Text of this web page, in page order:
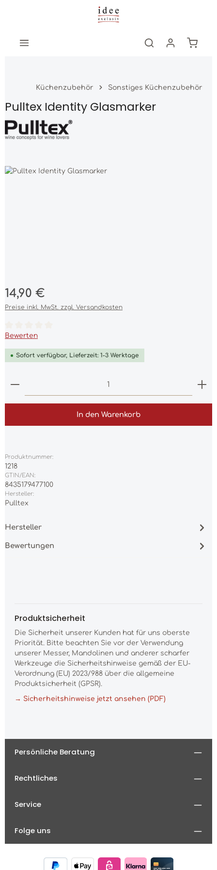
Zum Hauptinhalt springen
Küchenzubehör Sonstiges Küchenzubehör
Pulltex Identity Glasmarker
Bildergalerie überspringen
Regulärer Preis:
14,90 €
Preise inkl. MwSt. zzgl. Versandkosten
Durchschnittliche Bewertung von 0 von 5 Sternen
Bewerten
Sofort verfügbar, Lieferzeit: 1-3 Werktage
Produkt Anzahl: Gib den gewünschten Wert
In den Warenkorb
Produktnummer:
1218
GTIN/EAN:
8435179477100
Hersteller:
Pulltex
Hersteller
Bewertungen
Produktsicherheit
Die Sicherheit unserer Kunden hat für uns oberste
Priorität. Bitte beachten Sie vor der Verwendung
unserer Messer, Mandolinen und anderer scharfer
Werkzeuge die Sicherheitshinweise gemäß der EU-
Verordnung (EU) 2023/988 über die allgemeine
Produktsicherheit (GPSR).
→ Sicherheitshinweise jetzt ansehen (PDF)
Persönliche Beratung
Rechtliches
Service
Folge uns